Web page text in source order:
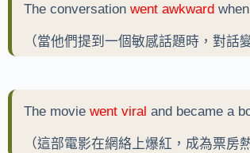
The conversation went awkward
（當他們提到一個敏感話題時，對話
The movie went viral and became a
（這部電影在網絡上爆紅，成為票房